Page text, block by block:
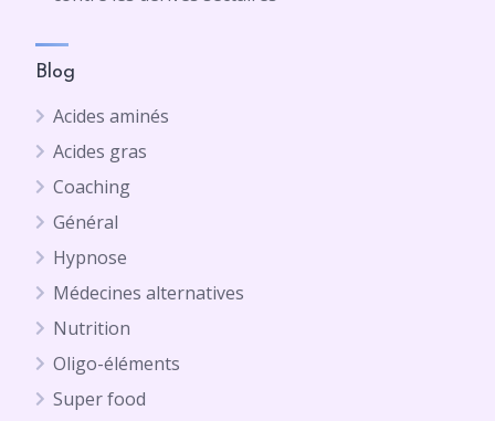
Blog
Acides aminés
Acides gras
Coaching
Général
Hypnose
Médecines alternatives
Nutrition
Oligo-éléments
Super food